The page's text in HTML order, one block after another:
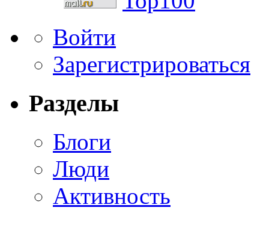
Войти
Зарегистрироваться
Разделы
Блоги
Люди
Активность